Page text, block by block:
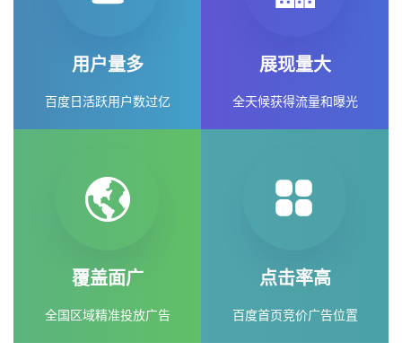
用户量多
百度日活跃用户数过亿
展现量大
全天候获得流量和曝光
覆盖面广
全国区域精准投放广告
点击率高
百度首页竞价广告位置